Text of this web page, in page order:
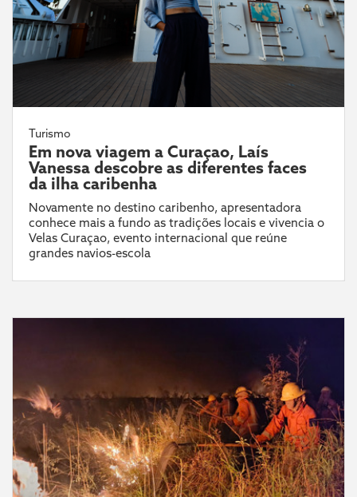
Turismo
Em nova viagem a Curaçao, Laís
Vanessa descobre as diferentes faces
da ilha caribenha
Novamente no destino caribenho, apresentadora
conhece mais a fundo as tradições locais e vivencia o
Velas Curaçao, evento internacional que reúne
grandes navios-escola